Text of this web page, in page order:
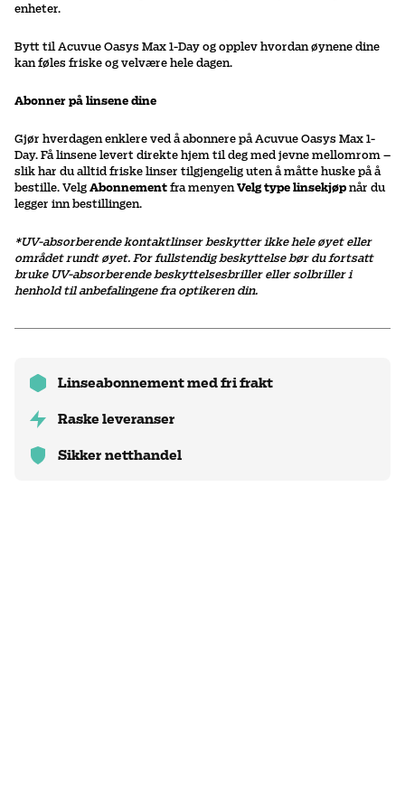
enheter.
Bytt til Acuvue Oasys Max 1-Day og opplev hvordan øynene dine
kan føles friske og velvære hele dagen.
Abonner på linsene dine
Gjør hverdagen enklere ved å abonnere på Acuvue Oasys Max 1-
Day. Få linsene levert direkte hjem til deg med jevne mellomrom –
slik har du alltid friske linser tilgjengelig uten å måtte huske på å
bestille. Velg Abonnement fra menyen Velg type linsekjøp når du
legger inn bestillingen.
*UV-absorberende kontaktlinser beskytter ikke hele øyet eller
området rundt øyet. For fullstendig beskyttelse bør du fortsatt
bruke UV-absorberende beskyttelsesbriller eller solbriller i
henhold til anbefalingene fra optikeren din.
Linseabonnement med fri frakt
Raske leveranser
Sikker netthandel